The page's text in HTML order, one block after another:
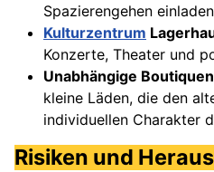
Spazierengehen einladen
Kulturzentrum
Konzerte, Theater und
Unabhängige
kleine Läden, die den
individuellen Charakter
Risiken und